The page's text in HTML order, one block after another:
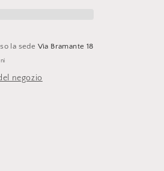
la sede Via Bramante 18
negozio